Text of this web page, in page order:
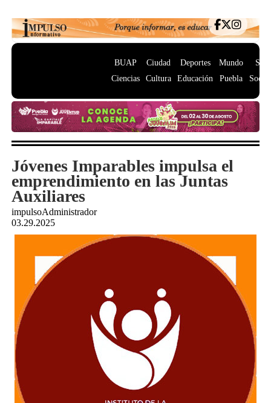
BUAP
Ciencias
Ciudad
Cultura
Deportes
Educación
Mundo
Puebla
Jóvenes Imparables impulsa el
emprendimiento en las Juntas
Auxiliares
impulsoAdministrador
03.29.2025